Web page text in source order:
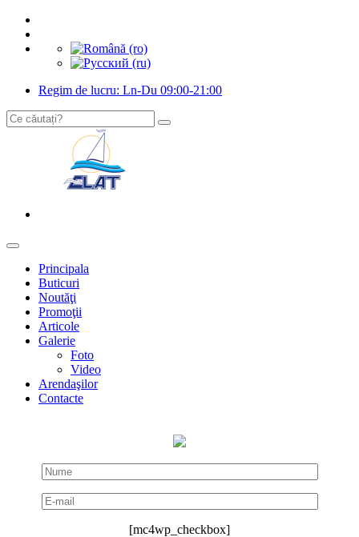
Regim de lucru: Ln-Du 09:00-21:00
Principala
Buticuri
Noutăţi
Promoţii
Articole
Galerie
Foto
Video
Arendaşilor
Contacte
[mc4wp_checkbox]